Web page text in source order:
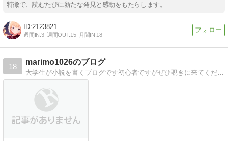
特徴で、読むたびに新たな発見と感動をもたらします。
2123821
週間IN:3 週間OUT:15 月間IN:18
18
marimo1026のブログ
大学生が小説を書くブログです初心者ですがぜひ覗きに来てくださいたまには、自分の読んだ小説の感想も書かせていただきます